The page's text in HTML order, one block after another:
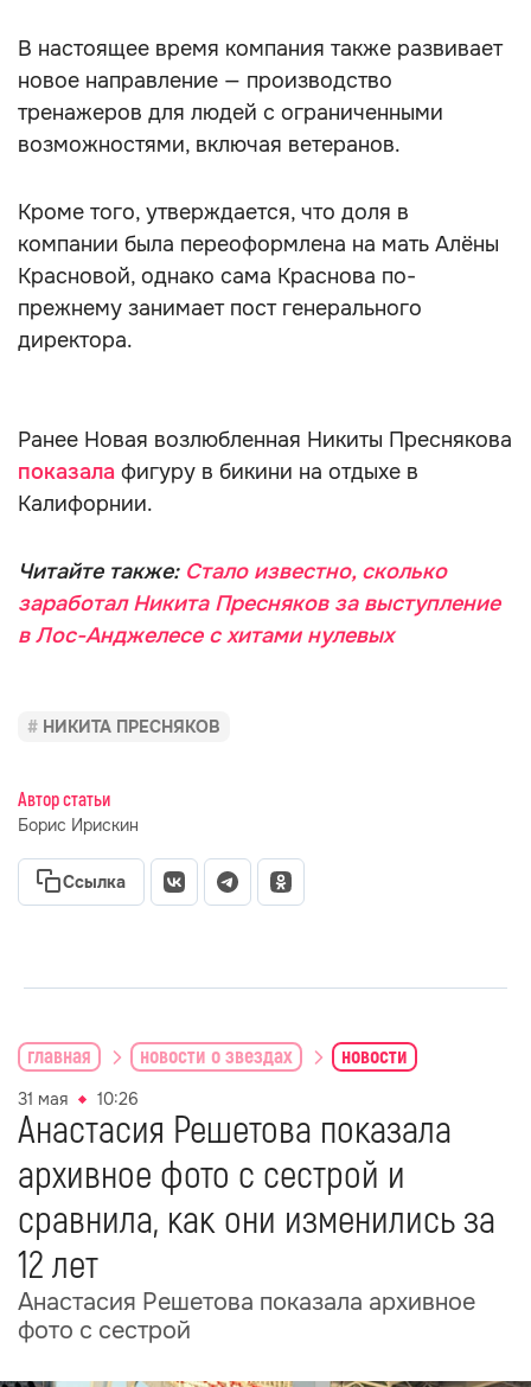
В настоящее время компания также развивает
новое направление — производство
тренажеров для людей с ограниченными
возможностями, включая ветеранов.
Кроме того, утверждается, что доля в
компании была переоформлена на мать Алёны
Красновой, однако сама Краснова по-
прежнему занимает пост генерального
директора.
Ранее Новая возлюбленная Никиты Преснякова
показала фигуру в бикини на отдыхе в
Калифорнии.
Читайте также: Стало известно, сколько
заработал Никита Пресняков за выступление
в Лос-Анджелесе с хитами нулевых
НИКИТА ПРЕСНЯКОВ
Автор статьи
Борис Ирискин
Ссылка
главная новости о звездах новости
31 мая 10:26
Анастасия Решетова показала
архивное фото с сестрой и
сравнила, как они изменились за
12 лет
Анастасия Решетова показала архивное
фото с сестрой